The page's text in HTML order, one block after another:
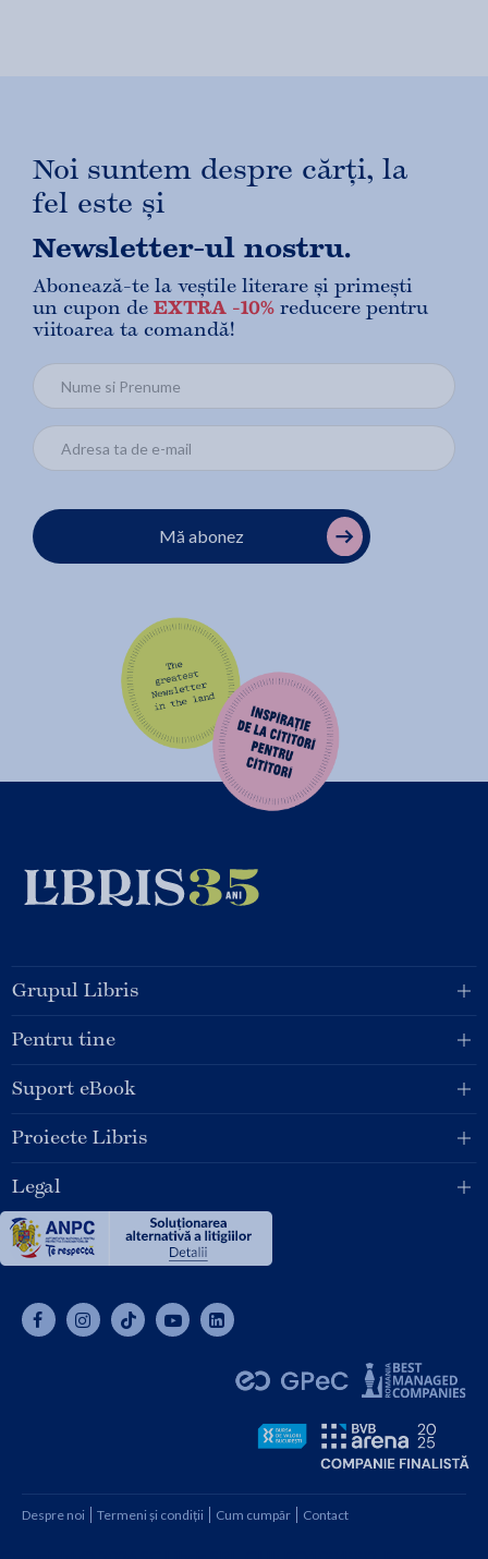
Noi suntem despre cărți, la
fel este și
Newsletter-ul nostru.
Abonează-te la veștile literare și primești
un cupon de EXTRA -10% reducere pentru
viitoarea ta comandă!
Mă abonez
Grupul Libris
Pentru tine
Suport eBook
Proiecte Libris
Legal
Despre noi Termeni și condiții Cum cumpăr Contact